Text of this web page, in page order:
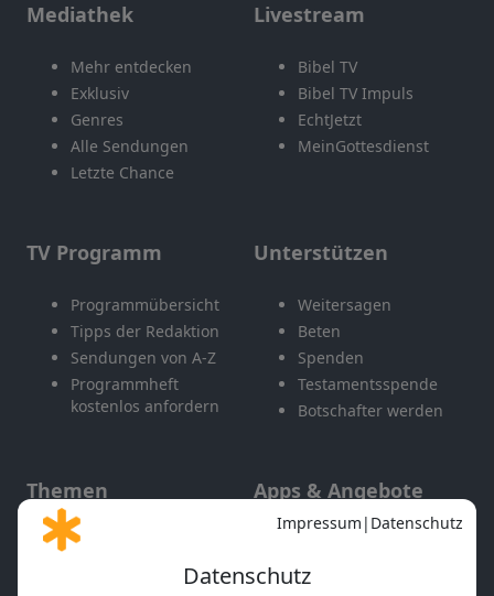
Mediathek
Mehr entdecken
Exklusiv
Genres
Alle Sendungen
Letzte Chance
Livestream
Bibel TV
Bibel TV Impuls
EchtJetzt
MeinGottesdienst
TV Programm
Programmübersicht
Tipps der Redaktion
Sendungen von A-Z
Programmheft
kostenlos anfordern
Unterstützen
Weitersagen
Beten
Spenden
Testamentsspende
Botschafter werden
Themen
Gott und Bibel erklärt
Apps & Angebote
Mobile App